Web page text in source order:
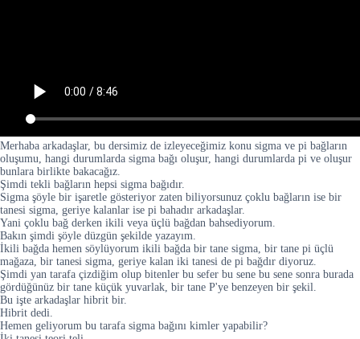
Merhaba arkadaşlar, bu dersimiz de izleyeceğimiz konu sigma ve pi bağların
oluşumu, hangi durumlarda sigma bağı oluşur, hangi durumlarda pi ve oluşur
bunlara birlikte bakacağız.
Şimdi tekli bağların hepsi sigma bağıdır.
Sigma şöyle bir işaretle gösteriyor zaten biliyorsunuz çoklu bağların ise bir
tanesi sigma, geriye kalanlar ise pi bahadır arkadaşlar.
Yani çoklu bağ derken ikili veya üçlü bağdan bahsediyorum.
Bakın şimdi şöyle düzgün şekilde yazayım.
İkili bağda hemen söylüyorum ikili bağda bir tane sigma, bir tane pi üçlü
mağaza, bir tanesi sigma, geriye kalan iki tanesi de pi bağdır diyoruz.
Şimdi yan tarafa çizdiğim olup bitenler bu sefer bu sene bu sene sonra burada
gördüğünüz bir tane küçük yuvarlak, bir tane P'ye benzeyen bir şekil.
Bu işte arkadaşlar hibrit bir.
Hibrit dedi.
Hemen geliyorum bu tarafa sigma bağını kimler yapabilir?